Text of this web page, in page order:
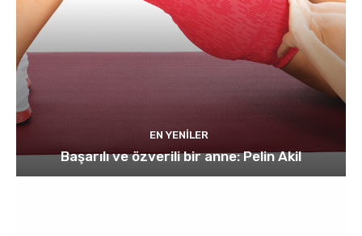
EN YENILER
Başarılı ve özverili bir anne: Pelin Akil